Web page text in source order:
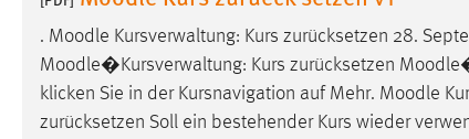
. Moodle Kursverwaltung: Kurs zurücksetzen 28.
Moodle�Kursverwaltung: Kurs zurücksetzen Moodle
klicken Sie in der Kursnavigation auf Mehr. Moodle
zurücksetzen Soll ein bestehender Kurs wieder
Name: _fbp
Anbieter: Facebook
Zweck: Conversion-Tracking